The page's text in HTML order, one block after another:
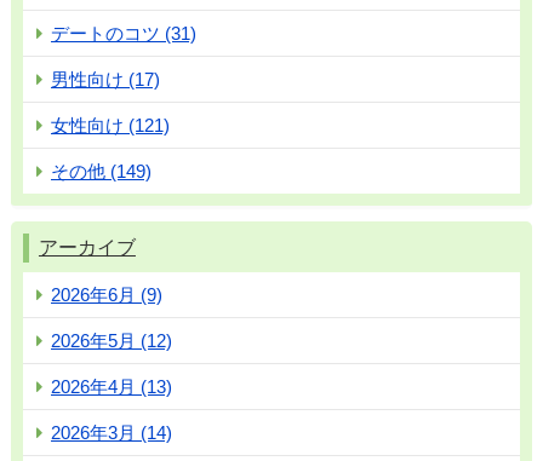
デートのコツ (31)
男性向け (17)
女性向け (121)
その他 (149)
アーカイブ
2026年6月 (9)
2026年5月 (12)
2026年4月 (13)
2026年3月 (14)